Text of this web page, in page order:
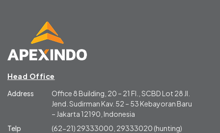
Head Office
Address
Office 8 Building, 20 – 21 Fl., SCBD Lot 28 Jl.
Jend. Sudirman Kav. 52 – 53 Kebayoran Baru
– Jakarta 12190, Indonesia
Telp
(62-21) 29333000, 29333020 (hunting)